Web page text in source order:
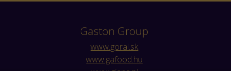
Gaston Group
www.goral.sk
www.gafood.hu